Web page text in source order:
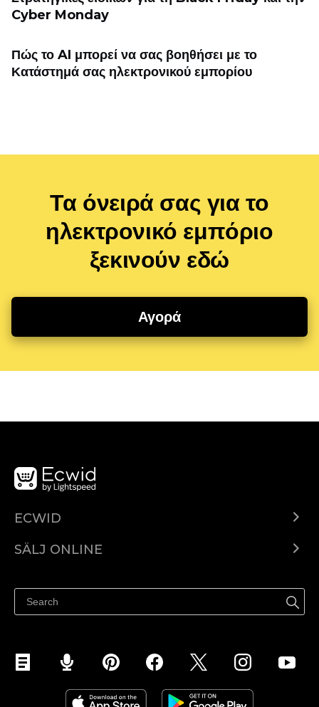
Cyber ​​Monday
Πώς το AI μπορεί να σας βοηθήσει με το
Κατάστημά σας ηλεκτρονικού εμπορίου
Τα όνειρά σας για το
ηλεκτρονικό εμπόριο
ξεκινούν εδώ
Αγορά
ECWID
Pris
SÄLJ ONLINE
Sälj på Facebook
Sälj på Instagram